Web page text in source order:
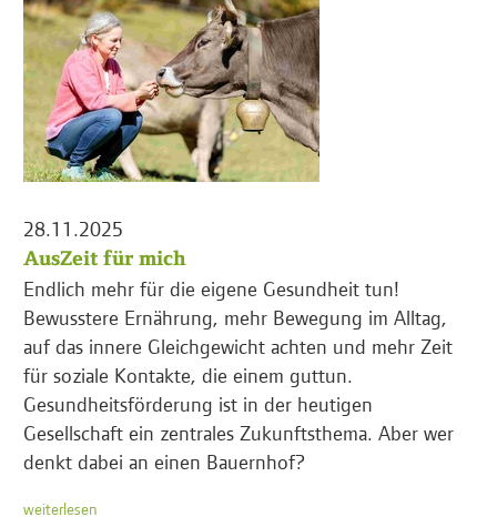
28.11.2025
AusZeit für mich
Endlich mehr für die eigene Gesundheit tun!
Bewusstere Ernährung, mehr Bewegung im Alltag,
auf das innere Gleichgewicht achten und mehr Zeit
für soziale Kontakte, die einem guttun.
Gesundheitsförderung ist in der heutigen
Gesellschaft ein zentrales Zukunftsthema. Aber wer
denkt dabei an einen Bauernhof?
weiterlesen